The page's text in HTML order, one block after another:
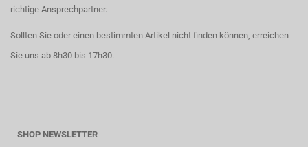
richtige Ansprechpartner.
Sollten Sie oder einen bestimmten Artikel nicht finden können, erreichen
Sie uns ab 8h30 bis 17h30.
SHOP NEWSLETTER